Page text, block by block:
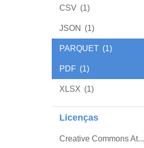
CSV (1)
JSON (1)
PARQUET (1)
PDF (1)
XLSX (1)
Licenças
Creative Commons At...